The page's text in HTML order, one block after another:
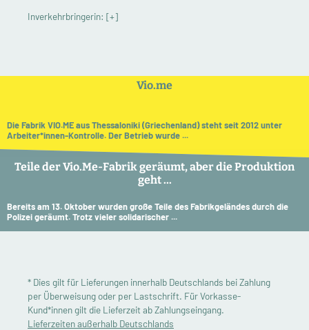
Inverkehrbringerin: [+]
Vio.me
Die Fabrik VIO.ME aus Thessaloniki (Griechenland) steht seit 2012 unter
Arbeiter*innen-Kontrolle. Der Betrieb wurde ...
Teile der Vio.Me-Fabrik geräumt, aber die Produktion
geht ...
Bereits am 13. Oktober wurden große Teile des Fabrikgeländes durch die
Polizei geräumt. Trotz vieler solidarischer ...
* Dies gilt für Lieferungen innerhalb Deutschlands bei Zahlung
per Überweisung oder per Lastschrift. Für Vorkasse-
Kund*innen gilt die Lieferzeit ab Zahlungseingang.
Lieferzeiten außerhalb Deutschlands